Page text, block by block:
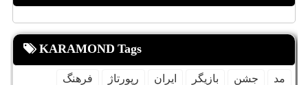
KARAMOND Tags
مد جشن بازیگر ایران رپورتاژ
فرهنگ